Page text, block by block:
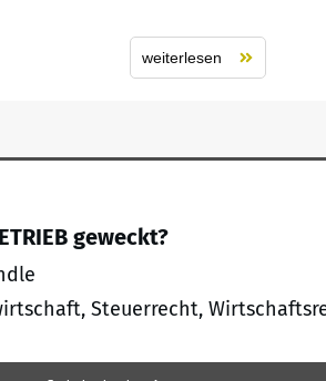
weiterlesen
geweckt?
Steuerrecht,